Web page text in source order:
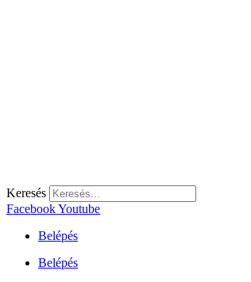
Keresés
FacebookYoutube
Belépés
Belépés